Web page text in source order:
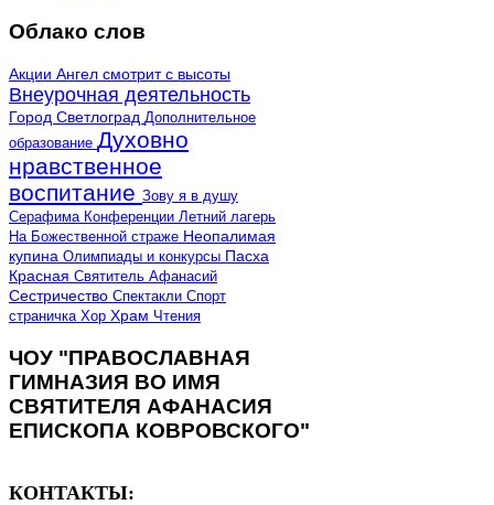
Облако слов
Акции Ангел смотрит с высоты
Внеурочная деятельность
Город Светлоград Дополнительное
образование Духовно
нравственное
воспитание Зову я в душу
Серафима Конференции Летний лагерь
На Божественной страже Неопалимая
купина Олимпиады и конкурсы Пасха
Красная Святитель Афанасий
Сестричество Спектакли Спорт
страничка Хор Храм Чтения
ЧОУ "ПРАВОСЛАВНАЯ
ГИМНАЗИЯ ВО ИМЯ
СВЯТИТЕЛЯ АФАНАСИЯ
ЕПИСКОПА КОВРОВСКОГО"
КОНТАКТЫ: